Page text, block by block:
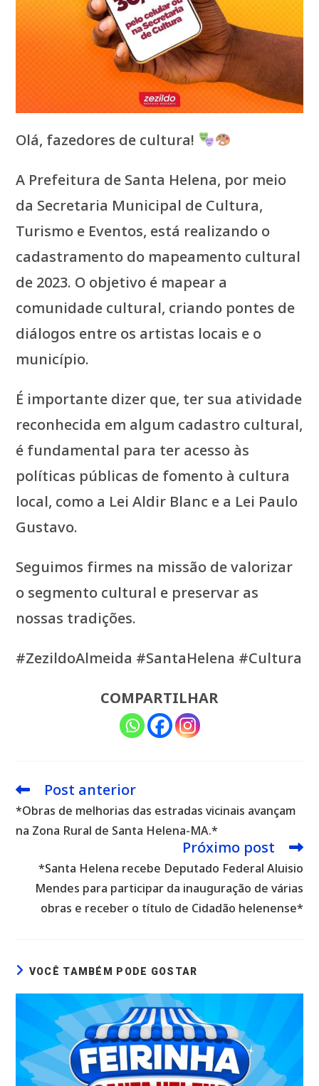
Olá, fazedores de cultura!
A Prefeitura de Santa Helena, por meio
da Secretaria Municipal de Cultura,
Turismo e Eventos, está realizando o
cadastramento do mapeamento cultural
de 2023. O objetivo é mapear a
comunidade cultural, criando pontes de
diálogos entre os artistas locais e o
município.
É importante dizer que, ter sua atividade
reconhecida em algum cadastro cultural,
é fundamental para ter acesso às
políticas públicas de fomento à cultura
local, como a Lei Aldir Blanc e a Lei Paulo
Gustavo.
Seguimos firmes na missão de valorizar
o segmento cultural e preservar as
nossas tradições.
#ZezildoAlmeida #SantaHelena #Cultura
COMPARTILHAR
Leia
artigos
Post anterior
*Obras de melhorias das estradas vicinais avançam
na Zona Rural de Santa Helena-MA.*
Próximo post
*Santa Helena recebe Deputado Federal Aluisio
Mendes para participar da inauguração de várias
obras e receber o título de Cidadão helenense*
VOCÊ TAMBÉM PODE GOSTAR